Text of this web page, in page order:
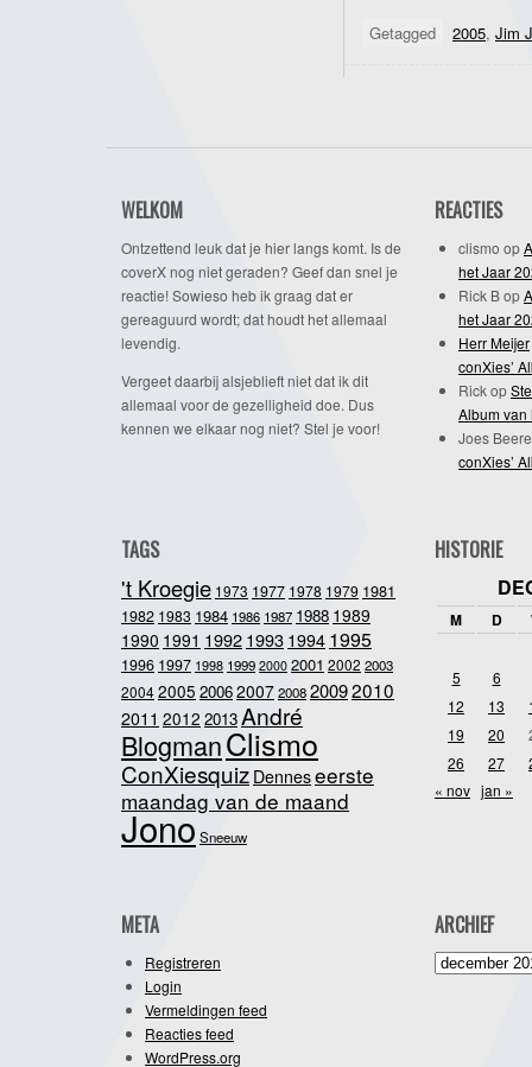
Getagged 2005, Jim
WELKOM
Ontzettend leuk dat je hier langs komt. Is de
coverX nog niet geraden? Geef dan snel je
reactie! Sowieso heb ik graag dat er
gereaguurd wordt; dat houdt het allemaal
levendig.
Vergeet daarbij alsjeblieft niet dat ik dit
allemaal voor de gezelligheid doe. Dus
kennen we elkaar nog niet? Stel je voor!
REACTIES
clismo op
het Jaar
Rick Bop
het Jaar
Herr Meijer
conXies’
Rickop
Album van
Joes
conXies’
TAGS
't Kroegie 1973 1977 1978 1979 1981
1982 1983 1984 1986 1987 1988 1989
1990 1991 19921993 1994 1995
1996 1997 1998 1999 2000 2001 2002 2003
20042005 20062007200820092010
2011 2012 2013André
BlogmanClismo
ConXiesquiz Denneseerste
maandag van de maand
JonoSneeuw
HISTORIE
M D
5
6
12
13
19
20
26
27
« nov jan »
META
Registreren
Login
Vermeldingen feed
Reacties feed
WordPress.org
ARCHIEF
Archief